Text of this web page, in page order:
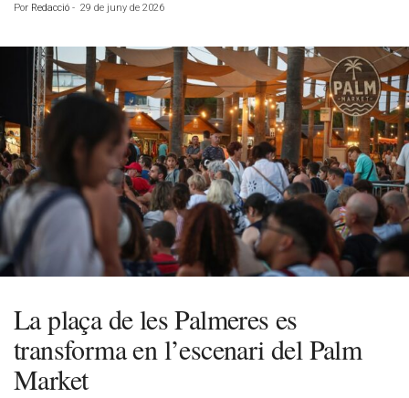
Por Redacció - 29 de juny de 2026
La plaça de les Palmeres es
transforma en l’escenari del Palm
Market